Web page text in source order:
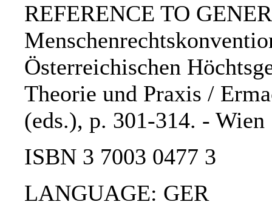
REFERENCE TO
Österreichischen
Theorie und Praxis /
(eds.), p. 301-314. -
ISBN 3 7003 0477 3
LANGUAGE: GER